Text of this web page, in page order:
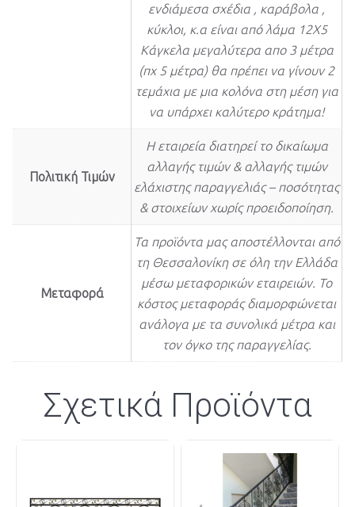
ενδιάμεσα σχέδια , καράβολα ,
κύκλοι, κ.α είναι από λάμα 12Χ5
Κάγκελα μεγαλύτερα απο 3 μέτρα
(πχ 5 μέτρα) θα πρέπει να γίνουν 2
τεμάχια με μια κολόνα στη μέση για
να υπάρχει καλύτερο κράτημα!
Πολιτική Τιμών
Η εταιρεία διατηρεί το δικαίωμα
αλλαγής τιμών & αλλαγής τιμών
ελάχιστης παραγγελιάς – ποσότητας
& στοιχείων χωρίς προειδοποίηση.
Μεταφορά
Τα προϊόντα μας αποστέλλονται από
τη Θεσσαλονίκη σε όλη την Ελλάδα
μέσω μεταφορικών εταιρειών. Το
κόστος μεταφοράς διαμορφώνεται
ανάλογα με τα συνολικά μέτρα και
τον όγκο της παραγγελίας.
Σχετικά Προϊόντα